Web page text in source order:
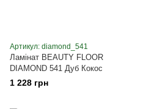
Артикул: diamond_541
Ламінат BEAUTY FLOOR
DIAMOND 541 Дуб Кокос
1 228 грн